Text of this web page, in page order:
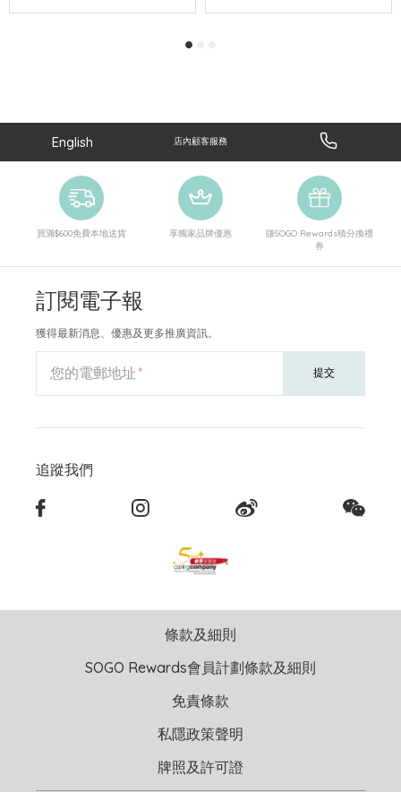
English 店內顧客服務
買滿$600免費本地送貨 享獨家品牌優惠
賺SOGO Rewards積分換禮
券
訂閱電子報
獲得最新消息、優惠及更多推廣資訊。
您的電郵地址 提交
追蹤我們
條款及細則
SOGO Rewards會員計劃條款及細則
免責條款
私隱政策聲明
牌照及許可證